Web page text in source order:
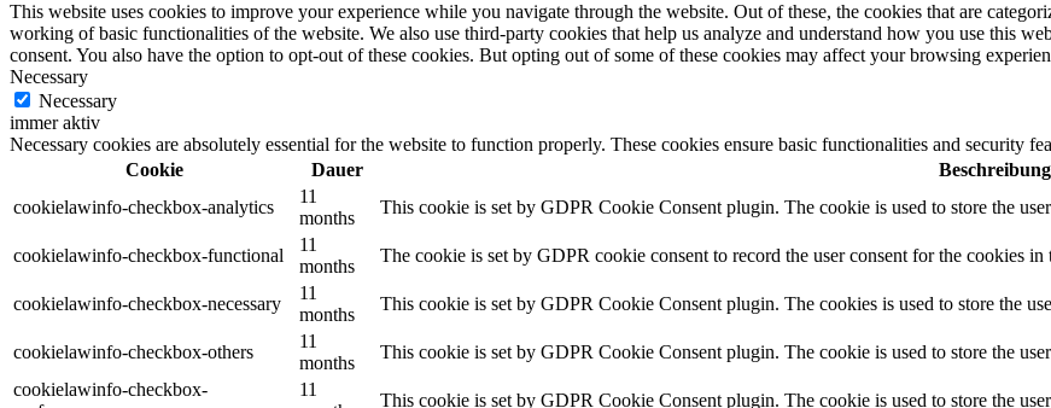
This website uses cookies to improve your experience while you navigate through the website. Out of these, the cookies that are
working of basic functionalities of the website. We also use third-party cookies that help us analyze and understand how you use this
consent. You also have the option to opt-out of these cookies. But opting out of some of these cookies may affect your browsing
Necessary
Necessary
immer aktiv
Necessary cookies are absolutely essential for the website to function properly. These cookies ensure basic functionalities and security
Cookie
Dauer
Beschreibung
cookielawinfo-checkbox-analytics
11
months
This cookie is set by GDPR Cookie Consent plugin. The cookie is used to store the
cookielawinfo-checkbox-functional
11
months
The cookie is set by GDPR cookie consent to record the user consent for the cookies
cookielawinfo-checkbox-necessary
11
months
This cookie is set by GDPR Cookie Consent plugin. The cookies is used to store the
cookielawinfo-checkbox-others
11
months
This cookie is set by GDPR Cookie Consent plugin. The cookie is used to store the
cookielawinfo-checkbox-
11
This cookie is set by GDPR Cookie Consent plugin. The cookie is used to store the